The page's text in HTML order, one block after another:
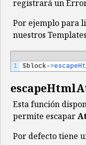
registrará un
Por ejemplo para
nuestros
1 $block ->
Esta función
permite escapar
Por defecto tiene